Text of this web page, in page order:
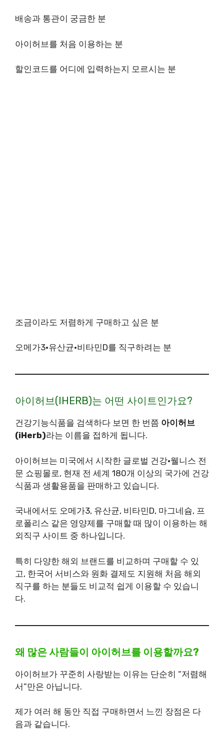
배송과 통관이 궁금한 분
아이허브를 처음 이용하는 분
할인코드를 어디에 입력하는지 모르시는 분
조금이라도 저렴하게 구매하고 싶은 분
오메가3·유산균·비타민D를 직구하려는 분
아이허브(IHERB)는 어떤 사이트인가요?
건강기능식품을 검색하다 보면 한 번쯤 아이허브
(iHerb)라는 이름을 접하게 됩니다.
아이허브는 미국에서 시작한 글로벌 건강·웰니스 전
문 쇼핑몰로, 현재 전 세계 180개 이상의 국가에 건강
식품과 생활용품을 판매하고 있습니다.
국내에서도 오메가3, 유산균, 비타민D, 마그네슘, 프
로폴리스 같은 영양제를 구매할 때 많이 이용하는 해
외직구 사이트 중 하나입니다.
특히 다양한 해외 브랜드를 비교하며 구매할 수 있
고, 한국어 서비스와 원화 결제도 지원해 처음 해외
직구를 하는 분들도 비교적 쉽게 이용할 수 있습니
다.
왜 많은 사람들이 아이허브를 이용할까요?
아이허브가 꾸준히 사랑받는 이유는 단순히 “저렴해
서”만은 아닙니다.
제가 여러 해 동안 직접 구매하면서 느낀 장점은 다
음과 같습니다.